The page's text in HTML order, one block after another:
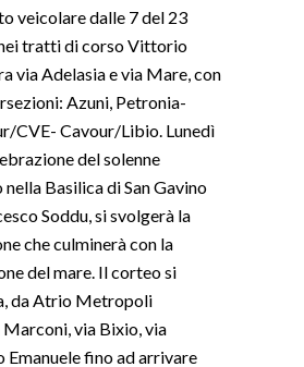
veicolare dalle 7 del 23
tratti di corso Vittorio
via Adelasia e via Mare, con
Azuni, Petronia-
CVE- Cavour/Libio. Lunedì
del solenne
Basilica di San Gavino
Soddu, si svolgerà la
che culminerà con la
del mare. Il corteo si
da Atrio Metropoli
via Bixio, via
fino ad arrivare